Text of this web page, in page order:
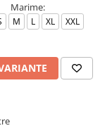
Marime:
M L XL XXL